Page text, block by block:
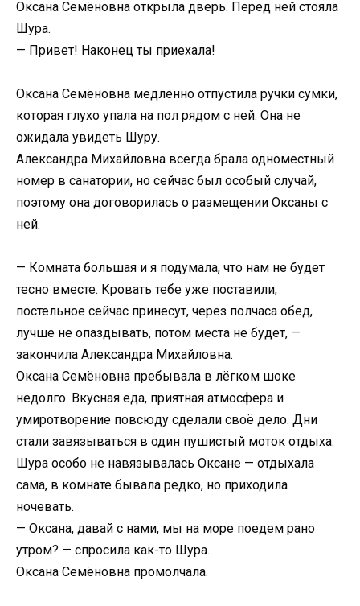
Оксана Семёновна открыла дверь. Перед ней стояла
Шура.
— Привет! Наконец ты приехала!
Оксана Семёновна медленно отпустила ручки сумки,
которая глухо упала на пол рядом с ней. Она не
ожидала увидеть Шуру.
Александра Михайловна всегда брала одноместный
номер в санатории, но сейчас был особый случай,
поэтому она договорилась о размещении Оксаны с
ней.
— Комната большая и я подумала, что нам не будет
тесно вместе. Кровать тебе уже поставили,
постельное сейчас принесут, через полчаса обед,
лучше не опаздывать, потом места не будет, —
закончила Александра Михайловна.
Оксана Семёновна пребывала в лёгком шоке
недолго. Вкусная еда, приятная атмосфера и
умиротворение повсюду сделали своё дело. Дни
стали завязываться в один пушистый моток отдыха.
Шура особо не навязывалась Оксане — отдыхала
сама, в комнате бывала редко, но приходила
ночевать.
— Оксана, давай с нами, мы на море поедем рано
утром? — спросила как-то Шура.
Оксана Семёновна промолчала.